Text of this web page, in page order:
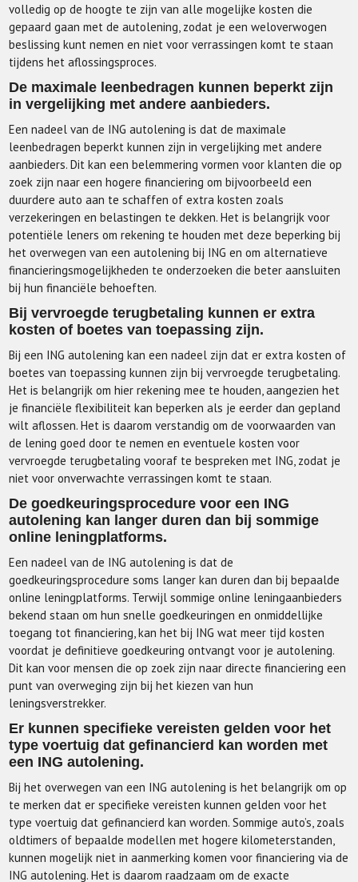
volledig op de hoogte te zijn van alle mogelijke kosten die
gepaard gaan met de autolening, zodat je een weloverwogen
beslissing kunt nemen en niet voor verrassingen komt te staan
tijdens het aflossingsproces.
De maximale leenbedragen kunnen beperkt zijn
in vergelijking met andere aanbieders.
Een nadeel van de ING autolening is dat de maximale
leenbedragen beperkt kunnen zijn in vergelijking met andere
aanbieders. Dit kan een belemmering vormen voor klanten die op
zoek zijn naar een hogere financiering om bijvoorbeeld een
duurdere auto aan te schaffen of extra kosten zoals
verzekeringen en belastingen te dekken. Het is belangrijk voor
potentiële leners om rekening te houden met deze beperking bij
het overwegen van een autolening bij ING en om alternatieve
financieringsmogelijkheden te onderzoeken die beter aansluiten
bij hun financiële behoeften.
Bij vervroegde terugbetaling kunnen er extra
kosten of boetes van toepassing zijn.
Bij een ING autolening kan een nadeel zijn dat er extra kosten of
boetes van toepassing kunnen zijn bij vervroegde terugbetaling.
Het is belangrijk om hier rekening mee te houden, aangezien het
je financiële flexibiliteit kan beperken als je eerder dan gepland
wilt aflossen. Het is daarom verstandig om de voorwaarden van
de lening goed door te nemen en eventuele kosten voor
vervroegde terugbetaling vooraf te bespreken met ING, zodat je
niet voor onverwachte verrassingen komt te staan.
De goedkeuringsprocedure voor een ING
autolening kan langer duren dan bij sommige
online leningplatforms.
Een nadeel van de ING autolening is dat de
goedkeuringsprocedure soms langer kan duren dan bij bepaalde
online leningplatforms. Terwijl sommige online leningaanbieders
bekend staan om hun snelle goedkeuringen en onmiddellijke
toegang tot financiering, kan het bij ING wat meer tijd kosten
voordat je definitieve goedkeuring ontvangt voor je autolening.
Dit kan voor mensen die op zoek zijn naar directe financiering een
punt van overweging zijn bij het kiezen van hun
leningsverstrekker.
Er kunnen specifieke vereisten gelden voor het
type voertuig dat gefinancierd kan worden met
een ING autolening.
Bij het overwegen van een ING autolening is het belangrijk om op
te merken dat er specifieke vereisten kunnen gelden voor het
type voertuig dat gefinancierd kan worden. Sommige auto’s, zoals
oldtimers of bepaalde modellen met hogere kilometerstanden,
kunnen mogelijk niet in aanmerking komen voor financiering via de
ING autolening. Het is daarom raadzaam om de exacte